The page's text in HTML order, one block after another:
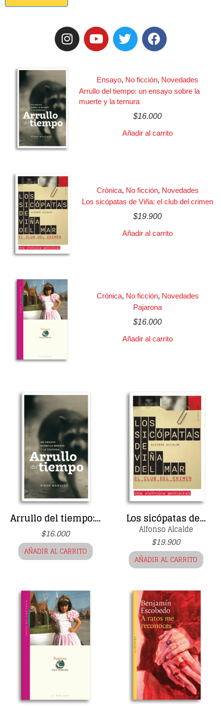
Ensayo, No ficción, Novedades
Arrullo del tiempo: un ensayo sobre la
muerte y la ternura
$16.000
Añadir al carrito
Crónica, No ficción, Novedades
Los sicópatas de Viña: el club del crimen
$19.900
Añadir al carrito
Crónica, No ficción, Novedades
Pajarona
$16.000
Añadir al carrito
Arrullo del tiempo:...
$16.000
AÑADIR AL CARRITO
Los sicópatas de...
$19.900
Alfonso Alcalde
AÑADIR AL CARRITO